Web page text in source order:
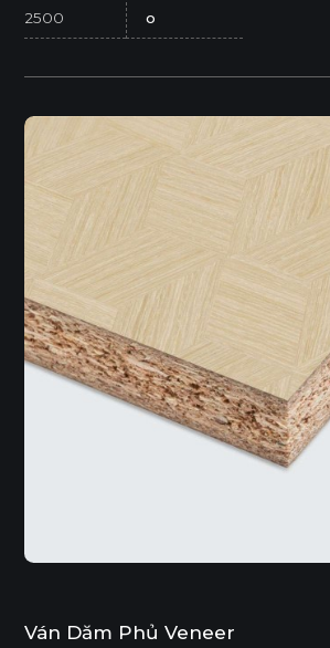
2500 o
Ván Dăm Phủ Veneer